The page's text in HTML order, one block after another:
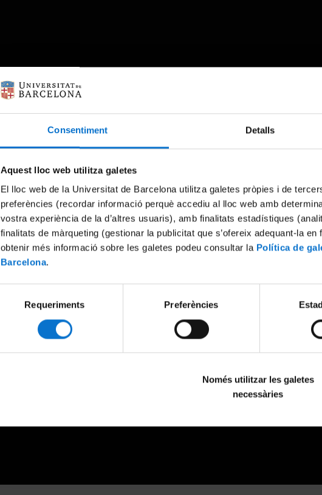
Consentiment Detalls
Aquest lloc web utilitza galetes
El lloc web de la Universitat de Barcelona utilitza galetes pròpies i de
preferències (recordar informació perquè accediu al lloc web amb
vostra experiència de la d’altres usuaris), amb finalitats estadístiques
finalitats de màrqueting (gestionar la publicitat que s’ofereix adequant-la
obtenir més informació sobre les galetes podeu consultar la Política de
Barcelona.
Requeriments Preferències
Només utilitzar les galetes
necessàries
Something went wrong
Try again